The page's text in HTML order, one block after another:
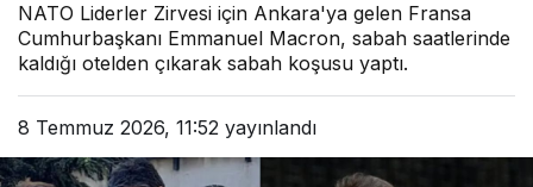
NATO Liderler Zirvesi için Ankara'ya gelen Fransa
Cumhurbaşkanı Emmanuel Macron, sabah saatlerinde
kaldığı otelden çıkarak sabah koşusu yaptı.
8 Temmuz 2026, 11:52 yayınlandı